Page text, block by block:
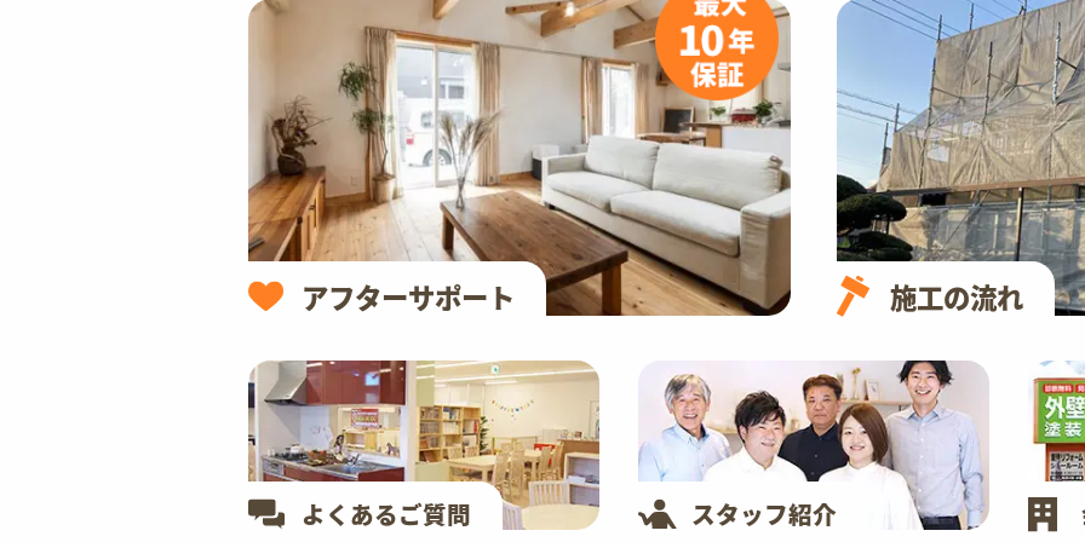
アフターサポート 施工の流れ
よくあるご質問 スタッフ紹介